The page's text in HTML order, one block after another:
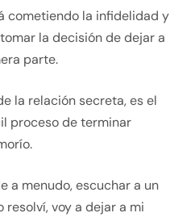
cometiendo la infidelidad y
la decisión de dejar a
parte.
la relación secreta, es el
proceso de terminar
a menudo, escuchar a un
voy a dejar a mi